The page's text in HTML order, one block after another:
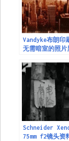
Vandyke布朗印
无需暗室的照片
Schneider
75mm f2镜头资